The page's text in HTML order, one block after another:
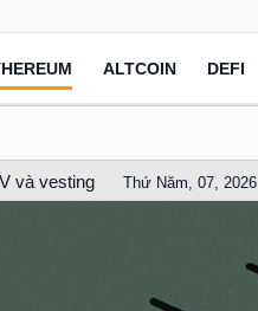
ALTCOIN DEFI
và vesting Thứ Năm, 07, 2026